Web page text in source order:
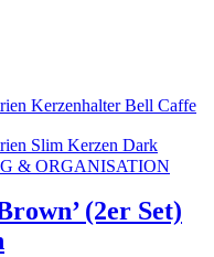
& ORGANISATION
(2er Set)